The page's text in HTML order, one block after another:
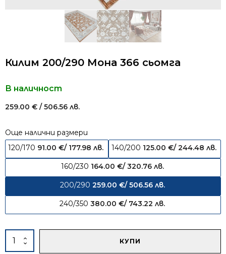
Килим 200/290 Мона 366 сьомга
В наличност
259.00 € / 506.56 лв.
Още налични размери
120/170 91.00€/ 177.98 лв. 140/200 125.00 €/ 244.48 лв.
160/230 164.00 €/ 320.76 лв.
200/290 259.00 €/ 506.56 лв.
240/350 380.00 €/ 743.22 лв.
количество
за
КУПИ